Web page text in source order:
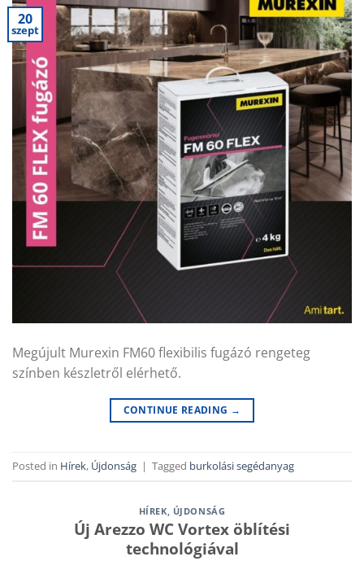
20
szept
Megújult Murexin FM60 flexibilis fugázó rengeteg
színben készletről elérhető.
CONTINUE READING →
Posted in Hírek, Újdonság | Tagged burkolási segédanyag
HÍREK ÚJDONSÁG
Új Arezzo WC Vortex öblítési
technológiával